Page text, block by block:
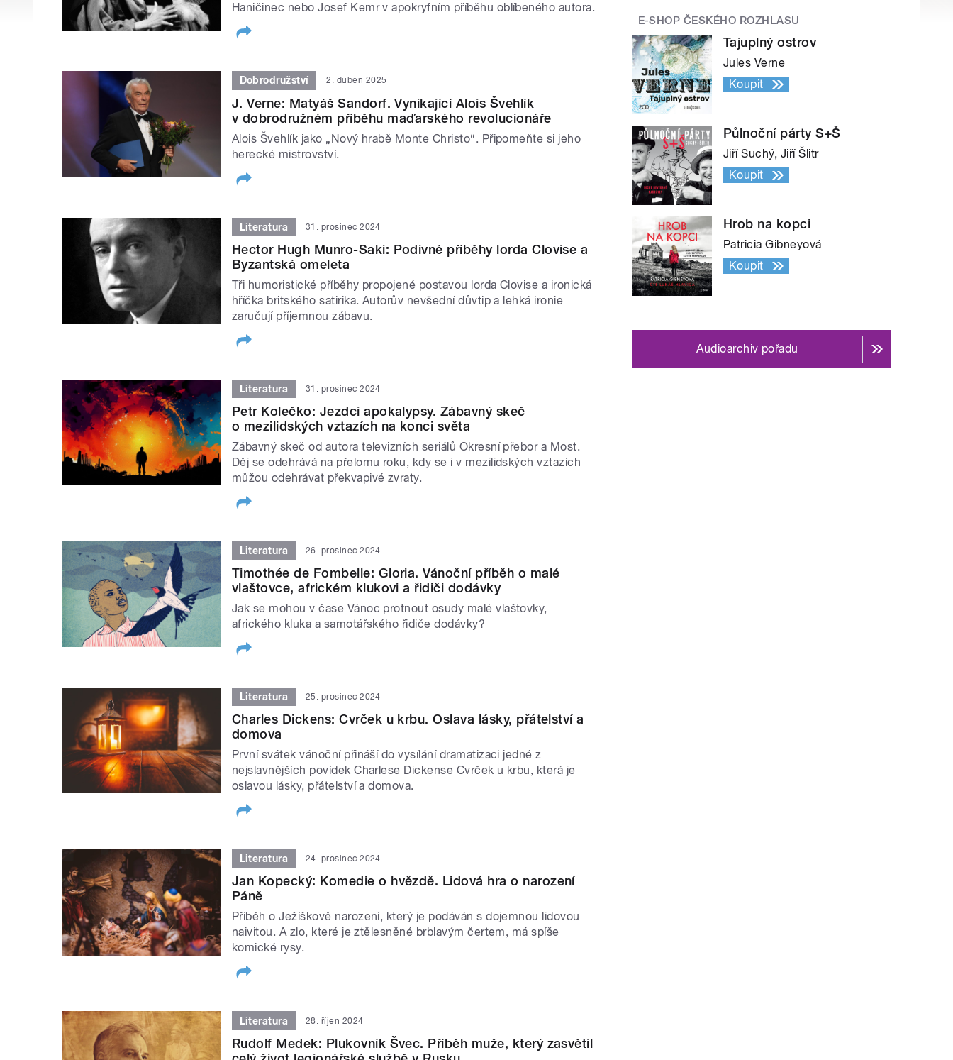
Haničinec nebo Josef Kemr v apokryfním příběhu oblíbeného autora.
Dobrodružství 2. duben 2025
J. Verne: Matyáš Sandorf. Vynikající Alois Švehlík
v dobrodružném příběhu maďarského revolucionáře
Alois Švehlík jako „Nový hrabě Monte Christo“. Připomeňte si jeho
herecké mistrovství.
Literatura 31. prosinec 2024
Hector Hugh Munro-Saki: Podivné příběhy lorda Clovise a
Byzantská omeleta
Tři humoristické příběhy propojené postavou lorda Clovise a ironická
hříčka britského satirika. Autorův nevšední důvtip a lehká ironie
zaručují příjemnou zábavu.
Literatura 31. prosinec 2024
Petr Kolečko: Jezdci apokalypsy. Zábavný skeč
o mezilidských vztazích na konci světa
Zábavný skeč od autora televizních seriálů Okresní přebor a Most.
Děj se odehrává na přelomu roku, kdy se i v mezilidských vztazích
můžou odehrávat překvapivé zvraty.
Literatura 26. prosinec 2024
Timothée de Fombelle: Gloria. Vánoční příběh o malé
vlaštovce, africkém klukovi a řidiči dodávky
Jak se mohou v čase Vánoc protnout osudy malé vlaštovky,
afrického kluka a samotářského řidiče dodávky?
Literatura 25. prosinec 2024
Charles Dickens: Cvrček u krbu. Oslava lásky, přátelství a
domova
První svátek vánoční přináší do vysílání dramatizaci jedné z
nejslavnějších povídek Charlese Dickense Cvrček u krbu, která je
oslavou lásky, přátelství a domova.
Literatura 24. prosinec 2024
Jan Kopecký: Komedie o hvězdě. Lidová hra o narození
Páně
Příběh o Ježíškově narození, který je podáván s dojemnou lidovou
naivitou. A zlo, které je ztělesněné brblavým čertem, má spíše
komické rysy.
Literatura 28. říjen 2024
Rudolf Medek: Plukovník Švec. Příběh muže, který zasvětil
E-SHOP ČESKÉHO ROZHLASU
Tajuplný ostrov
Jules Verne
Koupit
Půlnoční párty S+Š
Jiří Suchý, Jiří Šlitr
Koupit
Hrob na kopci
Patricia Gibneyová
Koupit
Audioarchiv pořadu